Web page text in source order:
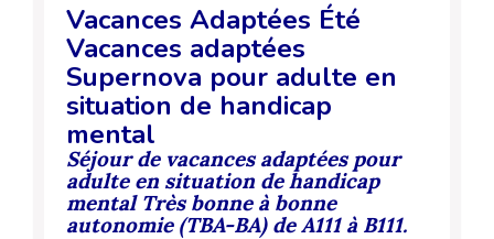
Vacances Adaptées Été
Vacances adaptées
Supernova pour adulte en
situation de handicap
mental
Séjour de vacances adaptées pour
adulte en situation de handicap
mental Très bonne à bonne
autonomie (TBA-BA) de A111 à B111.